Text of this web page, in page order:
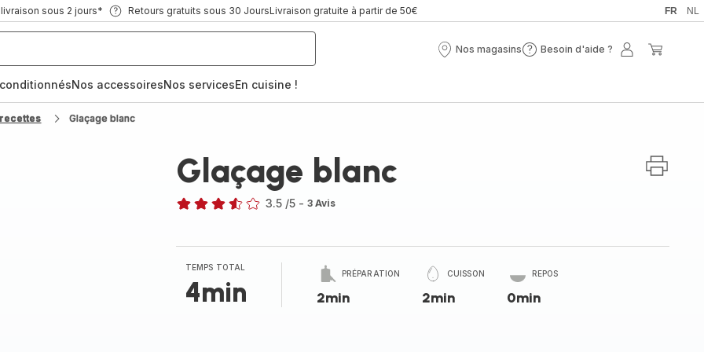
sous 2 jours* Retours gratuits sous 30 JoursLivraison gratuite à partir de 50€ FR NL
Nos magasins
Nos
Besoin d'aide ?
Besoin
Mon
Nos accessoiresNos servicesEn cuisine !
Glaçage blanc
Glaçage blanc
3.5 /5 - 3 Avis
TEMPS TOTAL
4min
PRÉPARATION
2min
CUISSON
2min
REPOS
0min